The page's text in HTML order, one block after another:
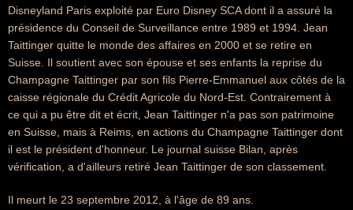
Disneyland Paris exploité par Euro Disney SCA dont il a assuré la
présidence du Conseil de Surveillance entre 1989 et 1994. Jean
Taittinger quitte le monde des affaires en 2000 et se retire en
Suisse. Il soutient avec son épouse et ses enfants la reprise du
Champagne Taittinger par son fils Pierre-Emmanuel aux côtés de la
caisse régionale du Crédit Agricole du Nord-Est. Contrairement à
ce qui a pu être dit et écrit, Jean Taittinger n'a pas son patrimoine
en Suisse, mais à Reims, en actions du Champagne Taittinger dont
il est le président d'honneur. Le journal suisse Bilan, après
vérification, a d'ailleurs retiré Jean Taittinger de son classement.
Il meurt le 23 septembre 2012, à l'âge de 89 ans.